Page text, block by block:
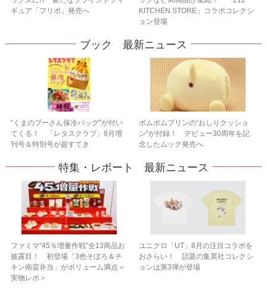
ギュア「フリポ」発売へ
KITCHEN STORE」コラボコレクシ
ョン登場
ブック 最新ニュース
“くまのプーさん保冷バッグ”が付い
てくる！ 「レタスクラブ」8月増
刊号＆特別号が超すてき
ポムポムプリンの“おしりクッショ
ン”が付録！ デビュー30周年を記
念したムック発売へ
特集・レポート 最新ニュース
ファミマ“45％増量作戦”全13商品お
披露目！ 初登場「3色そぼろ＆チ
キン南蛮弁当」がボリューム満点＜
実物レポ＞
ユニクロ「UT」8月の注目コラボを
おさらい！ 話題の集英社コレクシ
ョンは第3弾が登場